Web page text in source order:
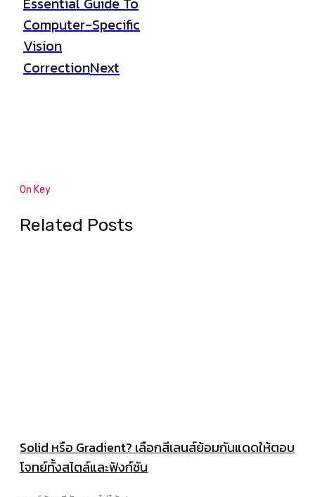
Computer-Specific
Vision
CorrectionNext
On Key
Related Posts
Solid หรือ Gradient? เลือกสีเลนส์ย้อมกันแดดให้ตอบ
โจทย์ทั้งสไตล์และฟังก์ชัน